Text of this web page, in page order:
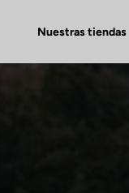
Nuestras tiendas